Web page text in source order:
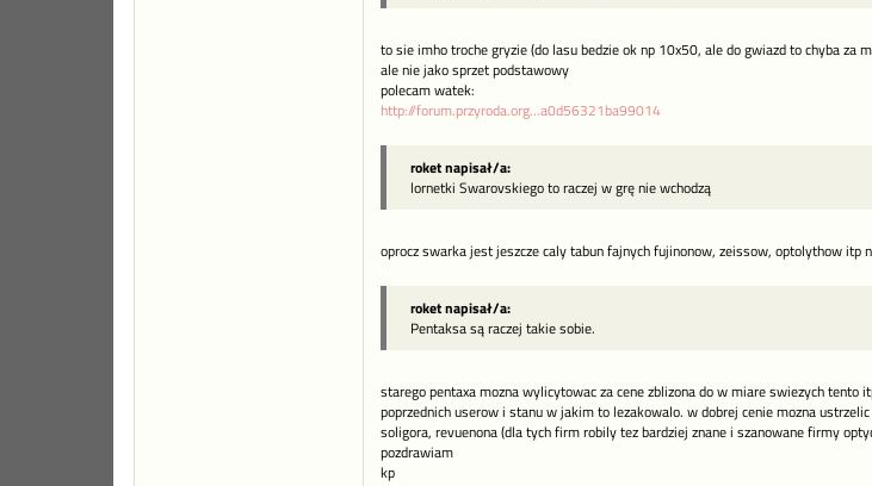
to sie imho troche gryzie (do lasu bedzie ok np 10x50, ale do gwiazd to chyba
ale nie jako sprzet podstawowy
polecam watek:
http://forum.przyroda.org...a0d56321ba99014
roket napisał/a:
lornetki Swarovskiego to raczej w grę nie wchodzą
oprocz swarka jest jeszcze caly tabun fajnych fujinonow, zeissow, optolythow itp
roket napisał/a:
Pentaksa są raczej takie sobie.
starego pentaxa mozna wylicytowac za cene zblizona do w miare swiezych
poprzednich userow i stanu w jakim to lezakowalo. w dobrej cenie mozna
soligora, revuenona (dla tych firm robily tez bardziej znane i szanowane firmy
pozdrawiam
kp